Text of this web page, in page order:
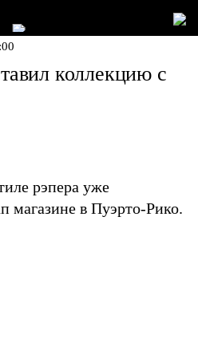
коллекцию с
рэпера уже
магазине в Пуэрто-Рико.